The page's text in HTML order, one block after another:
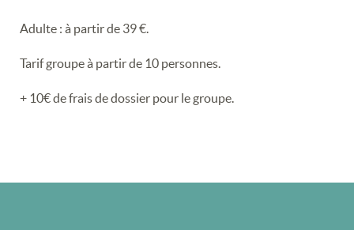
Adulte : à partir de 39 €.
Tarif groupe à partir de 10 personnes.
+ 10€ de frais de dossier pour le groupe.